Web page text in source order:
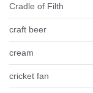
Cradle of Filth
craft beer
cream
cricket fan